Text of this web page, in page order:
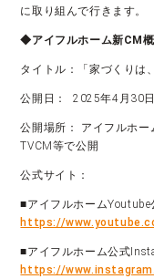
に取り組んで行きます。
◆アイフルホーム新CM
タイトル：「家づくりは
公開日： 2025年4月30
公開場所： アイフルホー
TVCM等で公開
公式サイト：
■アイフルホームYoutube
https://
■アイフルホーム公式
https://